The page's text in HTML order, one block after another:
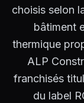
choisis selon
bâtiment
thermique
ALP
franchisés
du label